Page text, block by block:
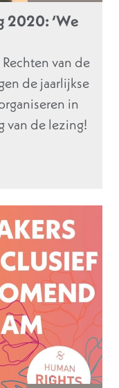
2020: ‘We
van de
de jaarlijkse
in
van de lezing!